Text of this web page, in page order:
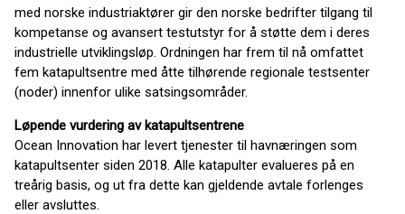
med norske industriaktører gir den norske bedrifter tilgang til
kompetanse og avansert testutstyr for å støtte dem i deres
industrielle utviklingsløp. Ordningen har frem til nå omfattet
fem katapultsentre med åtte tilhørende regionale testsenter
(noder) innenfor ulike satsingsområder.
Løpende vurdering av katapultsentrene
Ocean Innovation har levert tjenester til havnæringen som
katapultsenter siden 2018. Alle katapulter evalueres på en
treårig basis, og ut fra dette kan gjeldende avtale forlenges
eller avsluttes.